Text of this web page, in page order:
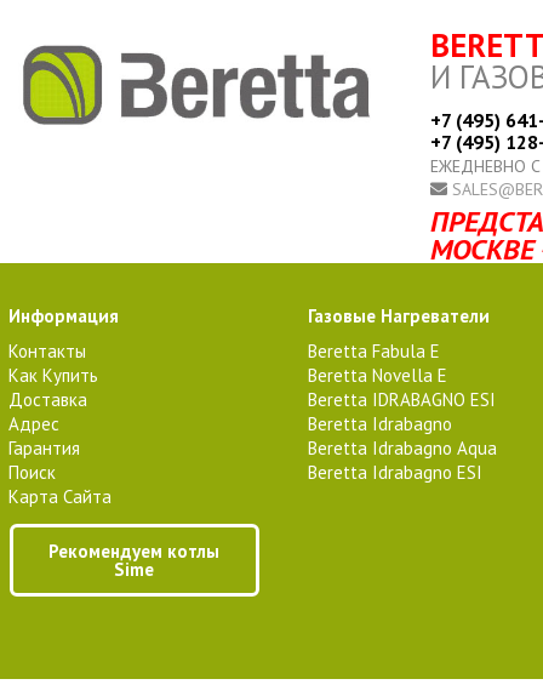
И
+7 (495)
+7 (495)
ЕЖЕДНЕВНО
МОСКВЕ
Информация
Контакты
Как Купить
Доставка
Адрес
Гарантия
Поиск
Карта Сайта
Рекомендуем котлы
Sime
Газовые Нагреватели
Beretta Fabula E
Beretta Novella E
Beretta IDRABAGNO ESI
Beretta Idrabagno
Beretta Idrabagno Aqua
Beretta Idrabagno ESI